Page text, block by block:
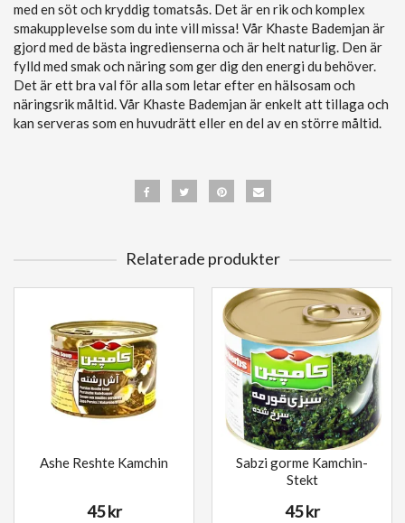
med en söt och kryddig tomatsås. Det är en rik och komplex
smakupplevelse som du inte vill missa! Vår Khaste Bademjan är
gjord med de bästa ingredienserna och är helt naturlig. Den är
fylld med smak och näring som ger dig den energi du behöver.
Det är ett bra val för alla som letar efter en hälsosam och
näringsrik måltid. Vår Khaste Bademjan är enkelt att tillaga och
kan serveras som en huvudrätt eller en del av en större måltid.
Relaterade produkter
Ashe Reshte Kamchin
45 kr
Sabzi gorme Kamchin-
Stekt
45 kr